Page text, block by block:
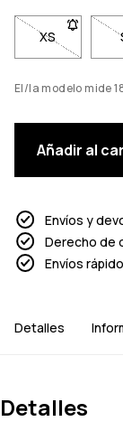
XS- Talla XS
El/la modelo mide
Añadir al
Envíos y
Derecho de
Envíos
Detalles
Detalles